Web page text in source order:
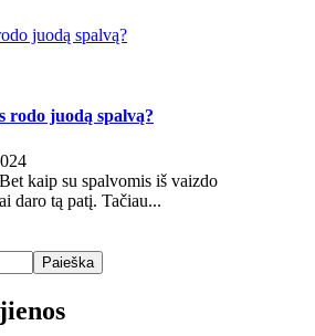
juodą spalvą?
juodą spalvą?
kaip su spalvomis iš vaizdo
daro tą patį. Tačiau...
Paieška